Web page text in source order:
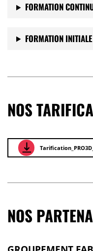
FORMATION
FORMATION INITIALE
NOS
NOS